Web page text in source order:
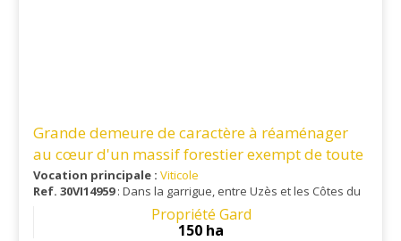
Grande demeure de caractère à réaménager
au cœur d'un massif forestier exempt de toute
nuisance
Vocation principale : Viticole
Ref. 30VI14959: Dans la garrigue, entre Uzès et les Côtes du
Propriété Gard
150 ha